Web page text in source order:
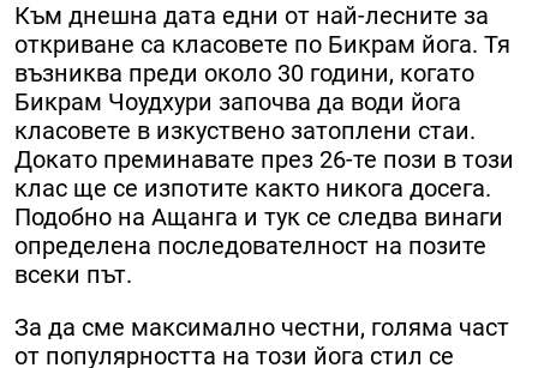
Към днешна дата едни от най-лесните за
откриване са класовете по Бикрам йога. Тя
възниква преди около 30 години, когато
Бикрам Чоудхури започва да води йога
класовете в изкуствено затоплени стаи.
Докато преминавате през 26-те пози в този
клас ще се изпотите както никога досега.
Подобно на Ащанга и тук се следва винаги
определена последователност на позите
всеки път.
За да сме максимално честни, голяма част
от популярността на този йога стил се